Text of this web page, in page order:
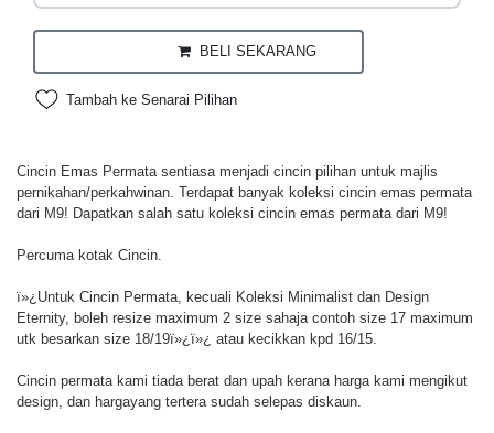
BELI SEKARANG
Tambah ke Senarai Pilihan
Cincin Emas Permata sentiasa menjadi cincin pilihan untuk majlis
pernikahan/perkahwinan. Terdapat banyak koleksi cincin emas permata
dari M9! Dapatkan salah satu koleksi cincin emas permata dari M9!
Percuma kotak Cincin.
ï»¿Untuk Cincin Permata, kecuali Koleksi Minimalist dan Design
Eternity, boleh resize maximum 2 size sahaja contoh size 17 maximum
utk besarkan size 18/19ï»¿ï»¿ atau kecikkan kpd 16/15.
Cincin permata kami tiada berat dan upah kerana harga kami mengikut
design, dan hargayang tertera sudah selepas diskaun.